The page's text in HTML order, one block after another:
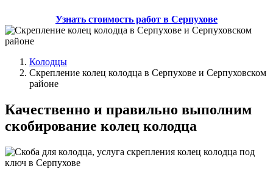
Узнать стоимость работ в Серпухове
Колодцы
Скрепление колец колодца в Серпухове и Серпуховском
районе
Качественно и правильно выполним
скобирование колец колодца